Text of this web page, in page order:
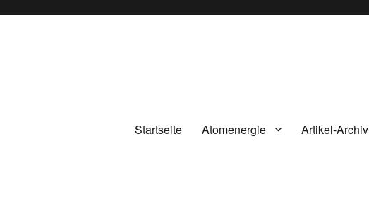
Startseite Atomenergie Artikel-Archiv